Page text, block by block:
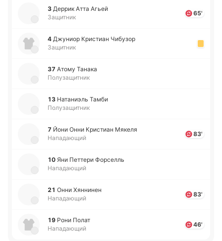
3 Деррик Атта Агьей
Защитник
65'
4 Джу­ниор Кри­стиан Чи­бу­зор
Защитник
37 Атому Танака
Полузащитник
13 На­та­ниэль Тамби
Полузащитник
7 Йони Онни Кри­стиан Мякеля
Нападающий
83'
10 Яни Пе­тте­ри Фо­рселль
Нападающий
21 Онни Хя­нни­нен
Нападающий
83'
19 Рони Полат
Нападающий
46'